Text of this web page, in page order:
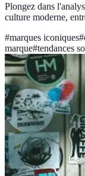
Plongez dans
culture moderne,
#marques iconiques#
marque#tendances